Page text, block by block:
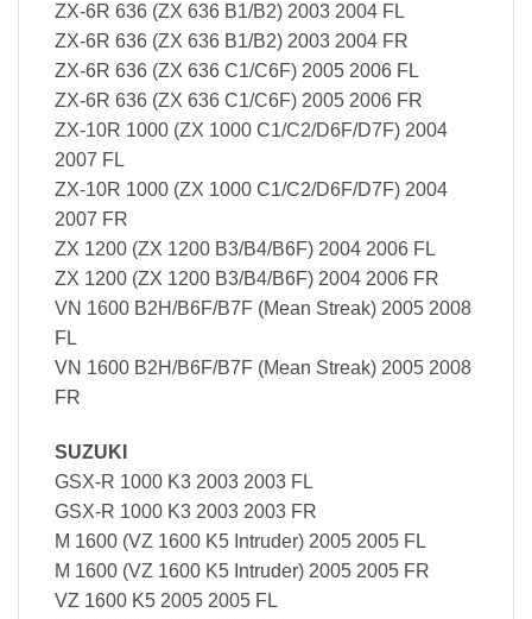
ZX-6R 636 (ZX 636 B1/B2) 2003 2004 FL
ZX-6R 636 (ZX 636 B1/B2) 2003 2004 FR
ZX-6R 636 (ZX 636 C1/C6F) 2005 2006 FL
ZX-6R 636 (ZX 636 C1/C6F) 2005 2006 FR
ZX-10R 1000 (ZX 1000 C1/C2/D6F/D7F) 2004
2007 FL
ZX-10R 1000 (ZX 1000 C1/C2/D6F/D7F) 2004
2007 FR
ZX 1200 (ZX 1200 B3/B4/B6F) 2004 2006 FL
ZX 1200 (ZX 1200 B3/B4/B6F) 2004 2006 FR
VN 1600 B2H/B6F/B7F (Mean Streak) 2005 2008
FL
VN 1600 B2H/B6F/B7F (Mean Streak) 2005 2008
FR
SUZUKI
GSX-R 1000 K3 2003 2003 FL
GSX-R 1000 K3 2003 2003 FR
M 1600 (VZ 1600 K5 Intruder) 2005 2005 FL
M 1600 (VZ 1600 K5 Intruder) 2005 2005 FR
VZ 1600 K5 2005 2005 FL